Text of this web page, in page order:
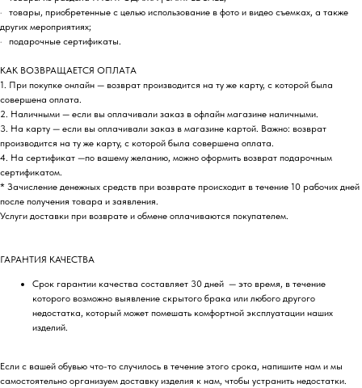
· товары, приобретенные с целью использование в фото и видео съемках, а также
других мероприятиях;
· подарочные сертификаты.
КАК ВОЗВРАЩАЕТСЯ ОПЛАТА
1. При покупке онлайн — возврат производится на ту же карту, с которой была
совершена оплата.
2. Наличными — если вы оплачивали заказ в офлайн магазине наличными.
3. На карту — если вы оплачивали заказ в магазине картой. Важно: возврат
производится на ту же карту, с которой была совершена оплата.
4. На сертификат —по вашему желанию, можно оформить возврат подарочным
сертификатом.
* Зачисление денежных средств при возврате происходит в течение 10 рабочих дней
после получения товара и заявления.
Услуги доставки при возврате и обмене оплачиваются покупателем.
ГАРАНТИЯ КАЧЕСТВА
Срок гарантии качества составляет 30 дней — это время, в течение
которого возможно выявление скрытого брака или любого другого
недостатка, который может помешать комфортной эксплуатации наших
изделий.
Если с вашей обувью что-то случилось в течение этого срока, напишите нам и мы
самостоятельно организуем доставку изделия к нам, чтобы устранить недостатки.